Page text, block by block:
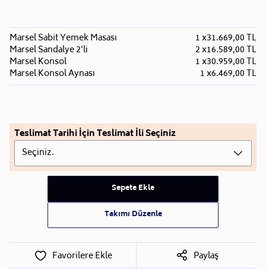
Marsel Sabit Yemek Masası 1 x31.669,00 TL
Marsel Sandalye 2'li
2 x16.589,00 TL
Marsel Konsol
1 x30.959,00 TL
Marsel Konsol Aynası
1 x6.469,00 TL
Teslimat Tarihi İçin Teslimat İli Seçiniz
Seçiniz.
Sepete Ekle
Takımı Düzenle
Favorilere Ekle
Paylaş